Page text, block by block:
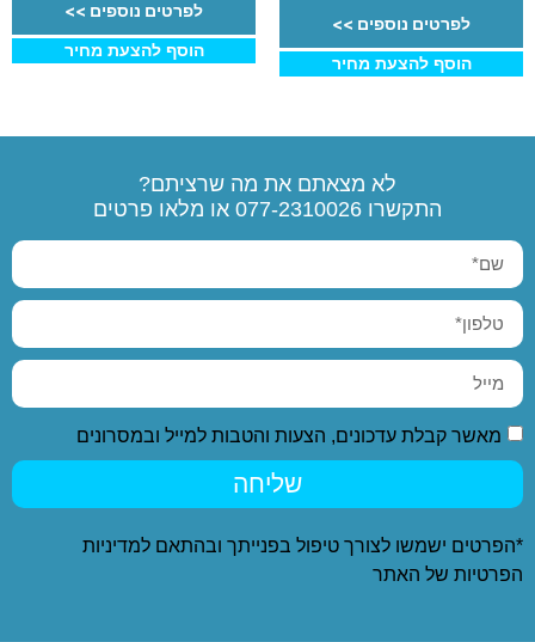
לפרטים נוספים >>
הוסף להצעת מחיר
לפרטים נוספים >>
הוסף להצעת מחיר
לא מצאתם את מה שרציתם?
התקשרו 077-2310026 או מלאו פרטים
מאשר קבלת עדכונים, הצעות והטבות למייל ובמסרונים
שליחה
*הפרטים ישמשו לצורך טיפול בפנייתך ובהתאם למדיניות
הפרטיות של האתר